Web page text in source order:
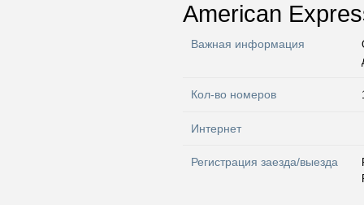
American
Важная информация
Кол-во номеров
Интернет
Регистрация заезда/выезда